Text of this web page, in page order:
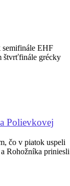
EHF
štvrťfinále grécky
Polievkovej
čo v piatok uspeli
Rohožníka priniesli